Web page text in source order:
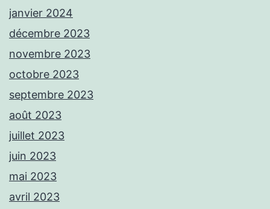
janvier 2024
décembre 2023
novembre 2023
octobre 2023
septembre 2023
août 2023
juillet 2023
juin 2023
mai 2023
avril 2023